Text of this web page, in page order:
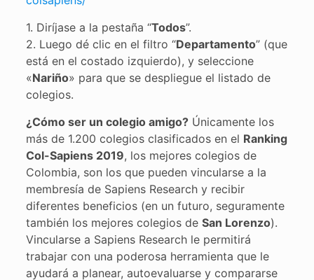
1. Diríjase a la pestaña “Todos”.
2. Luego dé clic en el filtro “Departamento” (que
está en el costado izquierdo), y seleccione
«Nariño» para que se despliegue el listado de
colegios.
¿Cómo ser un colegio amigo?Únicamente los
más de 1.200 colegios clasificados en el Ranking
Col-Sapiens 2019, los mejores colegios de
Colombia, son los que pueden vincularse a la
membresía de Sapiens Research y recibir
diferentes beneficios (en un futuro, seguramente
también los mejores colegios de San Lorenzo).
Vincularse a Sapiens Research le permitirá
trabajar con una poderosa herramienta que le
ayudará a planear, autoevaluarse y compararse